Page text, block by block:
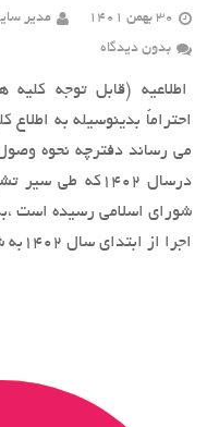
30 بهمن 1401 مدیر
بدون دیدگاه
اطلاعیه (قابل توجه
احتراماً بدینوسیله به
می رساند دفترچه نحوه
درسال 1402که
شورای اسلامی رسیده است
اجرا از ابتدای سال 1402به شرح ذیل اعلام…